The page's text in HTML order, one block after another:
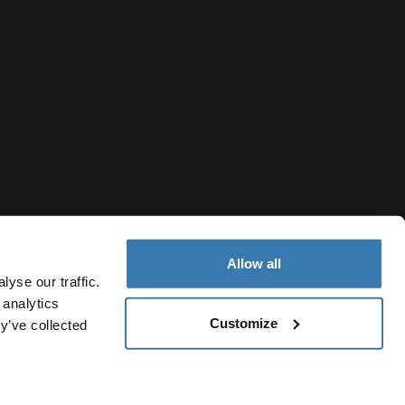
our traffic.
collected
Allow all
Customize
Cookie-Richtlinien Cookie-Einstellungen Current market/
Switzerland